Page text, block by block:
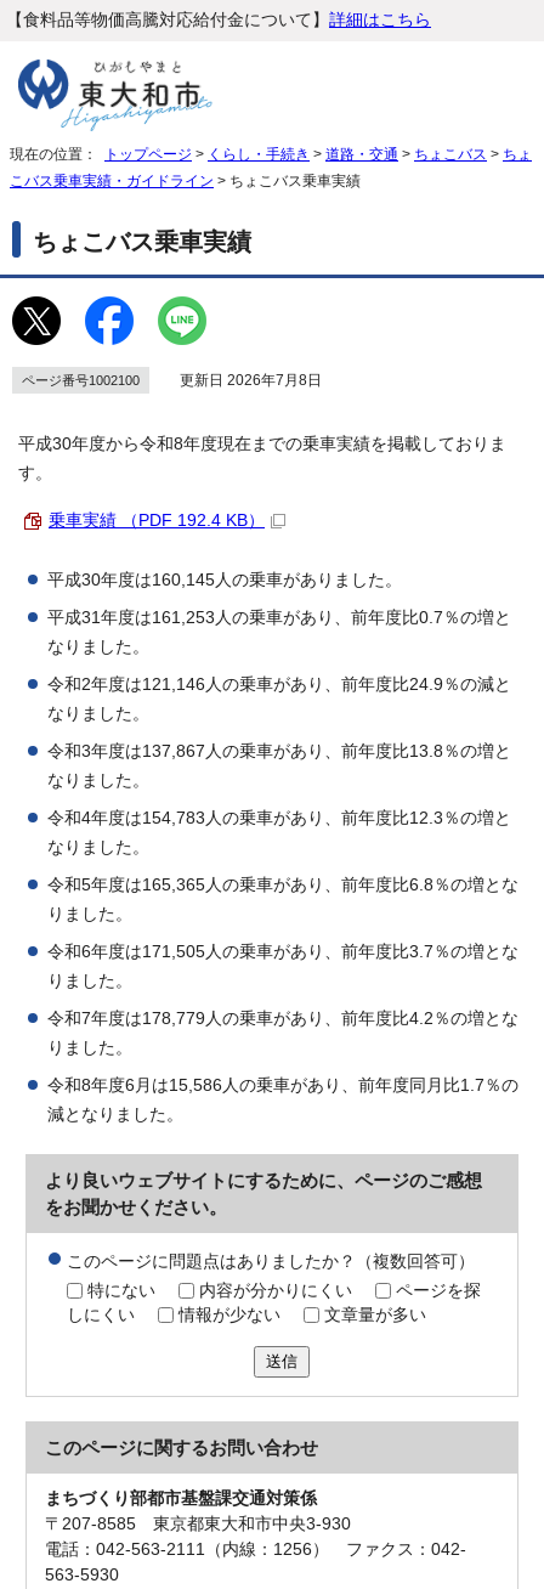
【食料品等物価高騰対応給付金について】 詳細はこちら
現在の位置： トップページ > くらし・手続き > 道路・交通 > ちょこバス > ちょ
こバス乗車実績・ガイドライン > ちょこバス乗車実績
ちょこバス乗車実績
ページ番号1002100 更新日 2026年7月8日
平成30年度から令和8年度現在までの乗車実績を掲載しておりま
す。
乗車実績 （PDF 192.4 KB）
平成30年度は160,145人の乗車がありました。
平成31年度は161,253人の乗車があり、前年度比0.7％の増と
なりました。
令和2年度は121,146人の乗車があり、前年度比24.9％の減と
なりました。
令和3年度は137,867人の乗車があり、前年度比13.8％の増と
なりました。
令和4年度は154,783人の乗車があり、前年度比12.3％の増と
なりました。
令和5年度は165,365人の乗車があり、前年度比6.8％の増とな
りました。
令和6年度は171,505人の乗車があり、前年度比3.7％の増とな
りました。
令和7年度は178,779人の乗車があり、前年度比4.2％の増とな
りました。
令和8年度6月は15,586人の乗車があり、前年度同月比1.7％の
減となりました。
より良いウェブサイトにするために、ページのご感想
をお聞かせください。
このページに問題点はありましたか？（複数回答可）
特にない
内容が分かりにくい
ページを探
しにくい
情報が少ない 文章量が多い
送信
このページに関するお問い合わせ
まちづくり部都市基盤課交通対策係
〒207-8585 東京都東大和市中央3-930
電話：042-563-2111（内線：1256） ファクス：042-
563-5930